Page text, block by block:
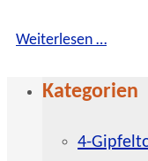
Weiterlesen …
Kategorien
4-